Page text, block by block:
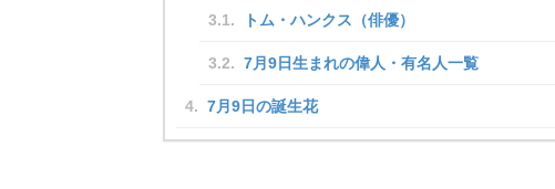
トム・ハンクス（俳優）
7月9日生まれの偉人・有名人一覧
7月9日の誕生花